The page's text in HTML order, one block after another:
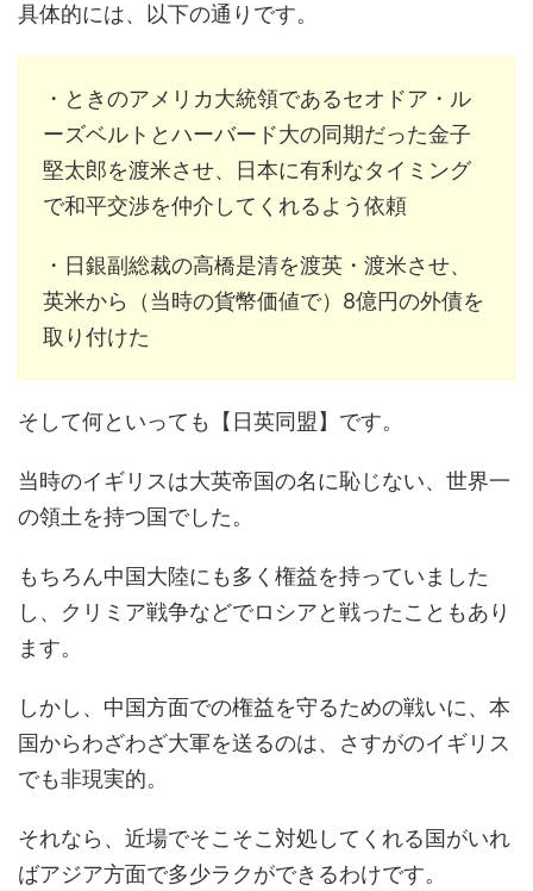
具体的には、以下の通りです。
・ときのアメリカ大統領であるセオドア・ル
ーズベルトとハーバード大の同期だった金子
堅太郎を渡米させ、日本に有利なタイミング
で和平交渉を仲介してくれるよう依頼
・日銀副総裁の高橋是清を渡英・渡米させ、
英米から（当時の貨幣価値で）8億円の外債を
取り付けた
そして何といっても【日英同盟】です。
当時のイギリスは大英帝国の名に恥じない、世界一
の領土を持つ国でした。
もちろん中国大陸にも多く権益を持っていました
し、クリミア戦争などでロシアと戦ったこともあり
ます。
しかし、中国方面での権益を守るための戦いに、本
国からわざわざ大軍を送るのは、さすがのイギリス
でも非現実的。
それなら、近場でそこそこ対処してくれる国がいれ
ばアジア方面で多少ラクができるわけです。